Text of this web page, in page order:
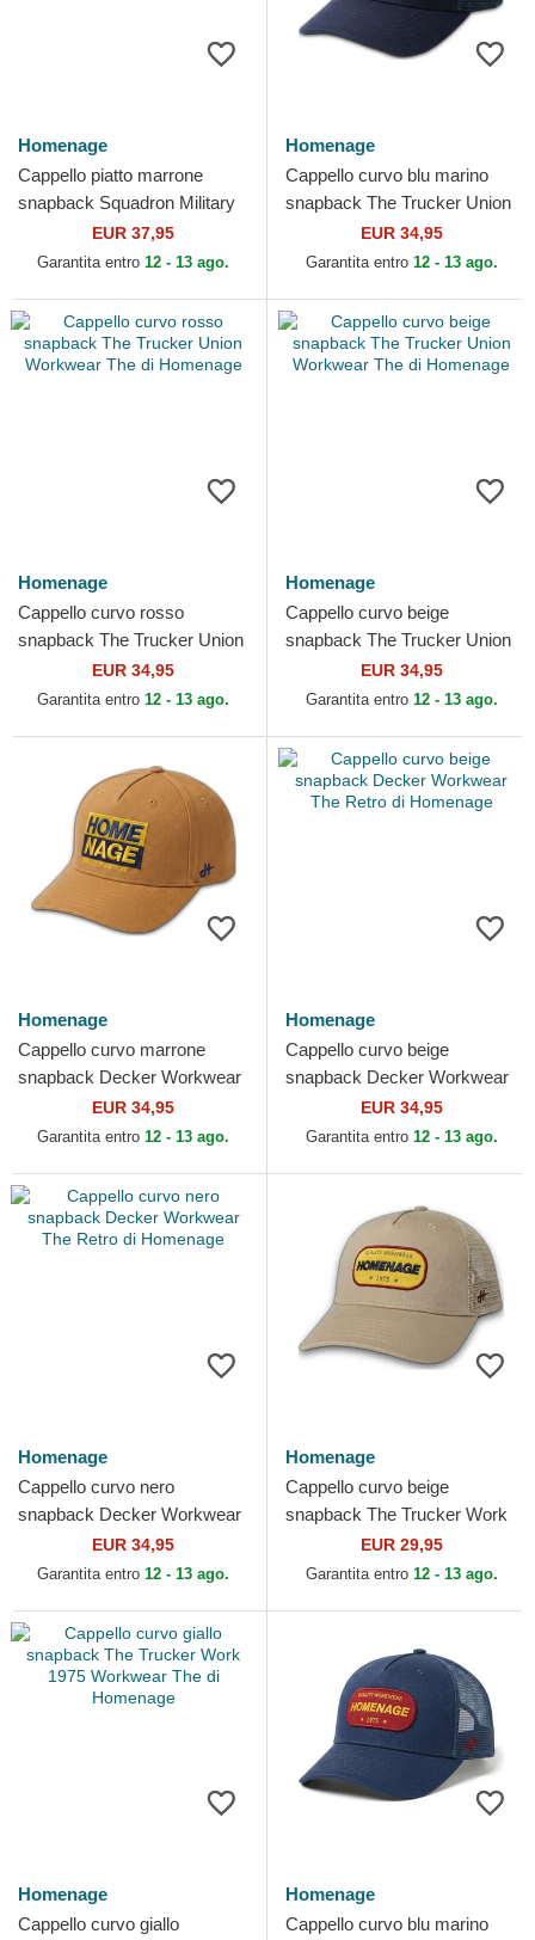
Homenage
Cappello piatto marrone
snapback Squadron Military
Surplus The Retro di
Homenage
EUR 37,95
Garantita entro 12 - 13 ago.
Homenage
Cappello curvo blu marino
snapback The Trucker Union
Workwear The di Homenage
EUR 34,95
Garantita entro 12 - 13 ago.
Homenage
Cappello curvo rosso
snapback The Trucker Union
Workwear The di Homenage
EUR 34,95
Garantita entro 12 - 13 ago.
Homenage
Cappello curvo beige
snapback The Trucker Union
Workwear The di Homenage
EUR 34,95
Garantita entro 12 - 13 ago.
Homenage
Cappello curvo marrone
snapback Decker Workwear
The Retro di Homenage
EUR 34,95
Garantita entro 12 - 13 ago.
Homenage
Cappello curvo beige
snapback Decker Workwear
The Retro di Homenage
EUR 34,95
Garantita entro 12 - 13 ago.
Homenage
Cappello curvo nero
snapback Decker Workwear
The Retro di Homenage
EUR 34,95
Garantita entro 12 - 13 ago.
Homenage
Cappello curvo beige
snapback The Trucker Work
1975 Workwear The di
Homenage
EUR 29,95
Garantita entro 12 - 13 ago.
Homenage
Cappello curvo giallo
Homenage
Cappello curvo blu marino